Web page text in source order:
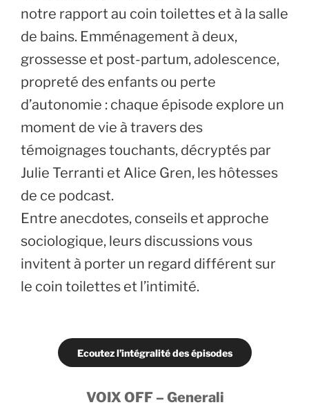
notre rapport au coin toilettes et à la salle
de bains. Emménagement à deux,
grossesse et post-partum, adolescence,
propreté des enfants ou perte
d’autonomie : chaque épisode explore un
moment de vie à travers des
témoignages touchants, décryptés par
Julie Terranti et Alice Gren, les hôtesses
de ce podcast.
Entre anecdotes, conseils et approche
sociologique, leurs discussions vous
invitent à porter un regard différent sur
le coin toilettes et l’intimité.
Ecoutez l’intégralité des épisodes
VOIX OFF – Generali